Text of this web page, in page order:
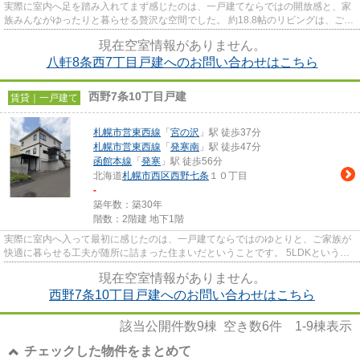
実際に室内へ足を踏み入れてまず感じたのは、一戸建てならではの開放感と、家
族みんながゆったりと暮らせる贅沢な空間でした。 約18.8帖のリビングは、ご家
現在空室情報がありません。
八軒8条西7丁目戸建へのお問い合わせはこちら
賃貸｜一戸建て 西野7条10丁目戸建
札幌市営東西線 「 宮の沢 」駅 徒歩37分
札幌市営東西線 「 発寒南 」駅 徒歩47分
函館本線 「 発寒 」駅 徒歩56分
北海道札幌市西区西野七条 １０丁目
-
築年数：築30年
階数：2階建 地下1階
実際に室内へ入って最初に感じたのは、一戸建てならではのゆとりと、ご家族が
快適に暮らせる工夫が随所に詰まった住まいだということです。 5LDKという広
現在空室情報がありません。
西野7条10丁目戸建へのお問い合わせはこちら
該当公開件数9棟 空き数6件 1-9棟表示
チェックした物件をまとめて